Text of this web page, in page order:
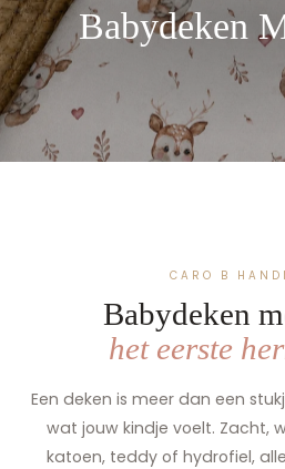
Babydeken
CARO B
Babydeken
het eerste
Een deken is meer dan een
wat jouw kindje voelt. Zacht,
katoen, teddy of hydrofiel,